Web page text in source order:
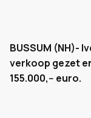
BUSSUM (NH)-
verkoop gezet
155.000,-- euro.